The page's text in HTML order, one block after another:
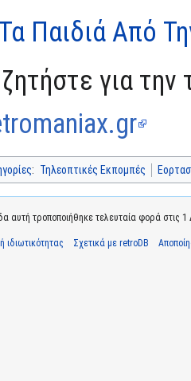
Τα Παιδιά Από
για την
: Τηλεοπτικές Εκπομπές
αυτή τροποποιήθηκε τελευταία φορά στις 1
ιδιωτικότητας Σχετικά με retroDB